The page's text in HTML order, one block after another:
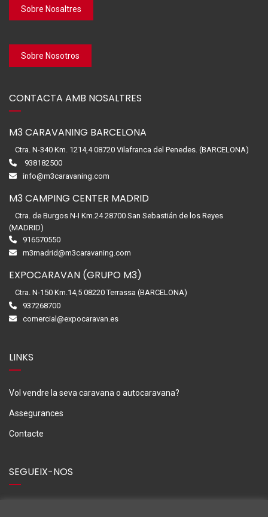
Sobre Nosaltres
Sobre Nosotros
CONTACTA AMB NOSALTRES
M3 CARAVANING BARCELONA
Ctra. N-340 Km. 1214,4 08720 Vilafranca del Penedes. (BARCELONA)
938182500
info@m3caravaning.com
M3 CAMPING CENTER MADRID
Ctra. de Burgos N-I Km.24 28700 San Sebastián de los Reyes
(MADRID)
916570550
m3madrid@m3caravaning.com
EXPOCARAVAN (GRUPO M3)
Ctra. N-150 Km.14,5 08220 Terrassa (BARCELONA)
937268700
comercial@expocaravan.es
LINKS
Vol vendre la seva caravana o autocaravana?
Assegurances
Contacte
SEGUEIX-NOS